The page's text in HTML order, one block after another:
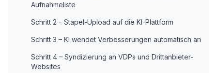
Aufnahmeliste
Schritt 2 – Stapel-Upload auf die KI-Plattform
Schritt 3 – KI wendet Verbesserungen automatisch an
Schritt 4 – Syndizierung an VDPs und Drittanbieter-
Websites